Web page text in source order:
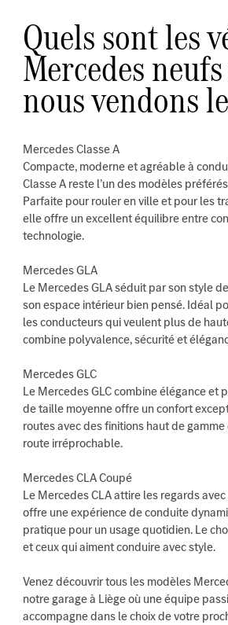
Quels sont les
Mercedes
nous vendons
Mercedes Classe A
Compacte, moderne et agréable à
Classe A reste l’un des modèles
Parfaite pour rouler en ville et pour les
elle offre un excellent équilibre entre
technologie.
Mercedes GLA
Le Mercedes GLA séduit par son style
son espace intérieur bien pensé. Idéal
les conducteurs qui veulent plus de
combine polyvalence, sécurité et
Mercedes GLC
Le Mercedes GLC combine élégance et
de taille moyenne offre un confort
routes avec des finitions haut de
route irréprochable.
Mercedes CLA Coupé
Le Mercedes CLA attire les regards
offre une expérience de conduite
pratique pour un usage quotidien. Le
et ceux qui aiment conduire avec style.
Venez découvrir tous les modèles
notre garage à Liège où une équipe
accompagne dans le choix de votre